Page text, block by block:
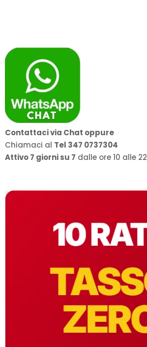
a
358,80€
Contattaci via Chat oppure
Chiamaci al Tel 347 0737304
Attivo 7 giorni su 7 dalle ore 10 alle 22